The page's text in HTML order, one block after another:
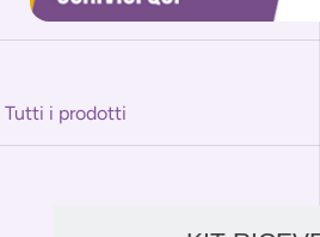
Tutti i prodotti